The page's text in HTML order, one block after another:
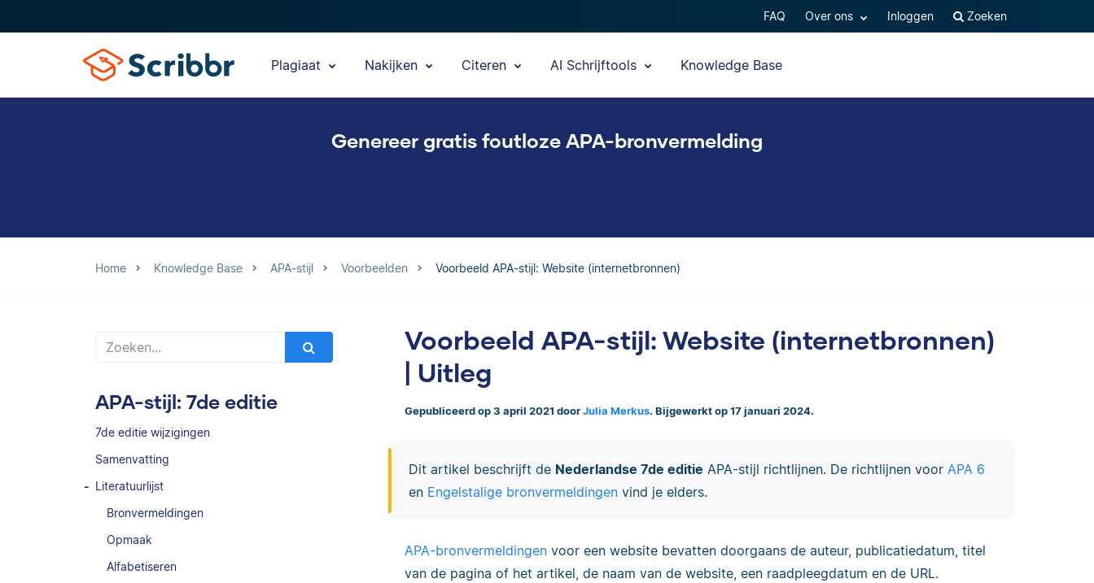
FAQ Over ons Inloggen Zoeken
Plagiaat Nakijken Citeren AI Schrijftools Knowledge Base
Genereer gratis foutloze APA-bronvermelding
Home Knowledge Base APA-stijl Voorbeelden Voorbeeld APA-stijl: Website (internetbronnen)
APA-stijl: 7de editie
7de editie wijzigingen
Samenvatting
Literatuurlijst
Bronvermeldingen
Opmaak
Alfabetiseren
Voorbeeld APA-stijl: Website (internetbronnen)
| Uitleg
Gepubliceerd op 3 april 2021 door Julia Merkus. Bijgewerkt op 17 januari 2024.
Dit artikel beschrijft de Nederlandse 7de editie APA-stijl richtlijnen. De richtlijnen voor APA 6
en Engelstalige bronvermeldingenvind je elders.
APA-bronvermeldingen voor een website bevatten doorgaans de auteur, publicatiedatum, titel
van de pagina of het artikel, de naam van de website, een raadpleegdatum en de URL.